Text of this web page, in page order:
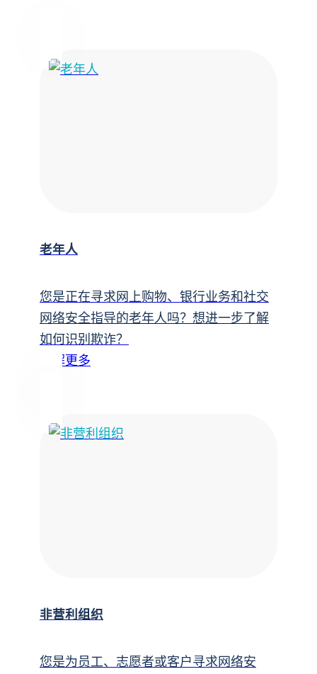
老年人
您是正在寻求网上购物、银行业务和社交
网络安全指导的老年人吗？想进一步了解
如何识别欺诈？
了解更多
非营利组织
您是为员工、志愿者或客户寻求网络安